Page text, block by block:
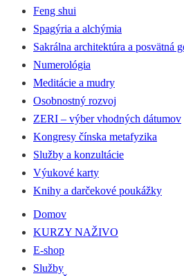
Feng shui
Spagýria a alchýmia
Sakrálna architektúra a posvätná
Numerológia
Meditácie a mudry
Osobnostný rozvoj
ZERI – výber vhodných dátumov
Kongresy čínska metafyzika
Služby a konzultácie
Výukové karty
Knihy a darčekové poukážky
Domov
KURZY NAŽIVO
E-shop
Služby